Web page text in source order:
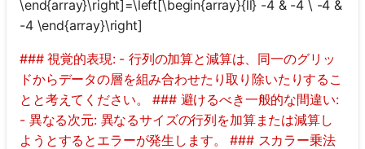
\end{array}\right]=\left[\begin{array}{ll} -4 & -4 \ -4 &
-4 \end{array}\right]
### 視覚的表現: - 行列の加算と減算は、同一のグリッ
ドからデータの層を組み合わせたり取り除いたりするこ
とと考えてください。 ### 避けるべき一般的な間違い:
- 異なる次元: 異なるサイズの行列を加算または減算し
ようとするとエラーが発生します。 ### スカラー乗法